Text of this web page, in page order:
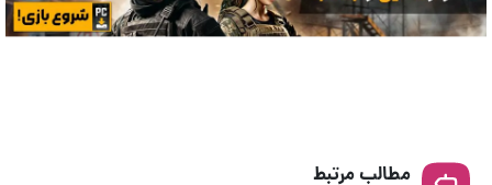
مطالب مرتبط